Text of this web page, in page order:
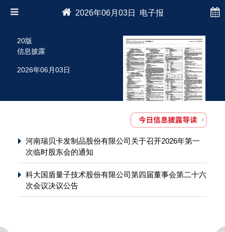
2026年06月03日 电子报
20版
信息披露
2026年06月03日
河南瑞贝卡发制品股份有限公司关于召开2026年第一
次临时股东会的通知
科大国盾量子技术股份有限公司第四届董事会第二十六
次会议决议公告